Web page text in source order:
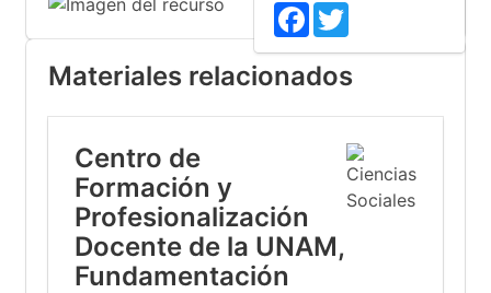
Facebook
Materiales relacionados
Centro de
Formación y
Profesionalización
Docente de la UNAM,
Fundamentación